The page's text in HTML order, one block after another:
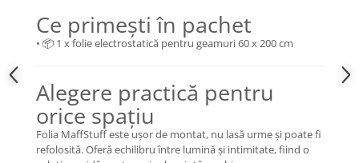
Ce primești în pachet
• 📦 1 x folie electrostatică pentru geamuri 60 x 200 cm
Alegere practică pentru
orice spațiu
Folia MaffStuff este ușor de montat, nu lasă urme și poate fi
refolosită. Oferă echilibru între lumină și intimitate, fiind o